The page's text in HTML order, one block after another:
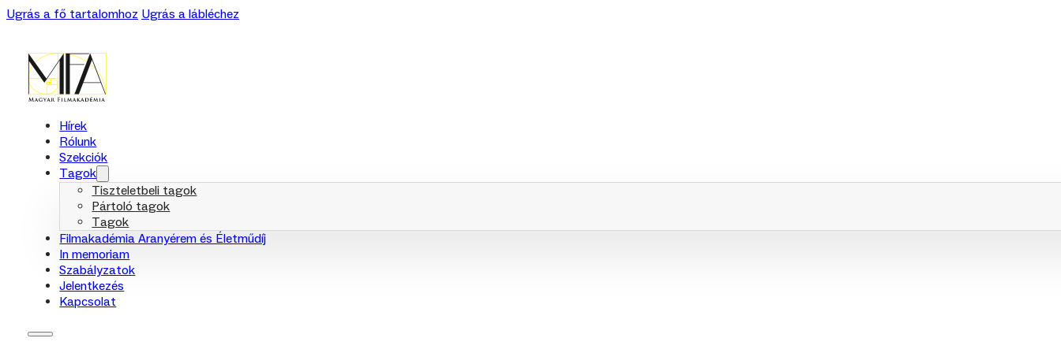
Ugrás a fő tartalomhoz Ugrás a lábléchez
Hírek
Rólunk
Szekciók
Tagok
Tiszteletbeli tagok
Pártoló tagok
Tagok
Filmakadémia Aranyérem és Életműdíj
In memoriam
Szabályzatok
Jelentkezés
Kapcsolat